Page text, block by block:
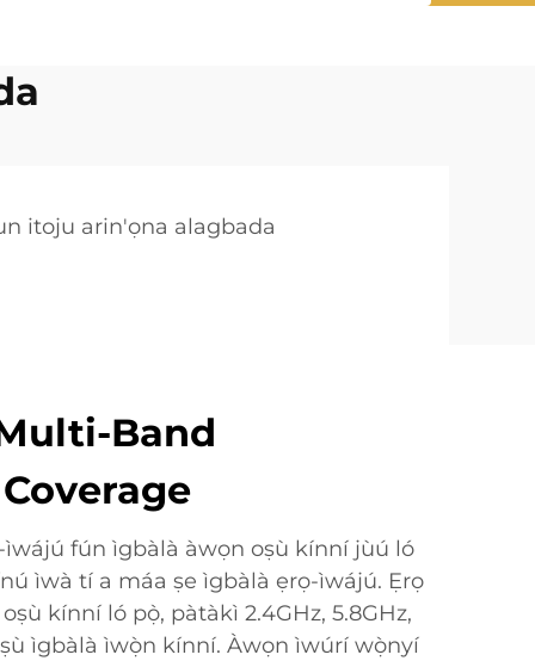
itoju arin'ọna alagbada
Band
ìwájú fún ìgbàlà àwọn oṣù kínní jùú ló
ìwà tí a máa ṣe ìgbàlà ẹrọ-ìwájú. Ẹrọ
kínní ló pọ̀, pàtàkì 2.4GHz, 5.8GHz,
ìgbàlà ìwọ̀n kínní. Àwọn ìwúrí wọ̀nyí